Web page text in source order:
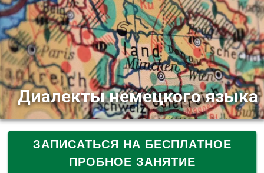
Диалекты немецкого языка
ЗАПИСАТЬСЯ НА БЕСПЛАТНОЕ
ПРОБНОЕ ЗАНЯТИЕ